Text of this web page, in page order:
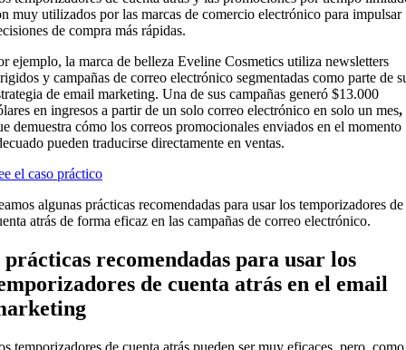
muy utilizados por las marcas de comercio electrónico para impulsar
de compra más rápidas.
ejemplo, la marca de belleza Eveline Cosmetics utiliza newsletters
y campañas de correo electrónico segmentadas como parte de
de email marketing. Una de sus campañas generó $13.000
en ingresos a partir de un solo correo electrónico en solo un mes,
demuestra cómo los correos promocionales enviados en el momento
pueden traducirse directamente en ventas.
el caso práctico
algunas prácticas recomendadas para usar los temporizadores de
atrás de forma eficaz en las campañas de correo electrónico.
prácticas recomendadas para usar los
de cuenta atrás en el email
temporizadores de cuenta atrás pueden ser muy eficaces, pero, como